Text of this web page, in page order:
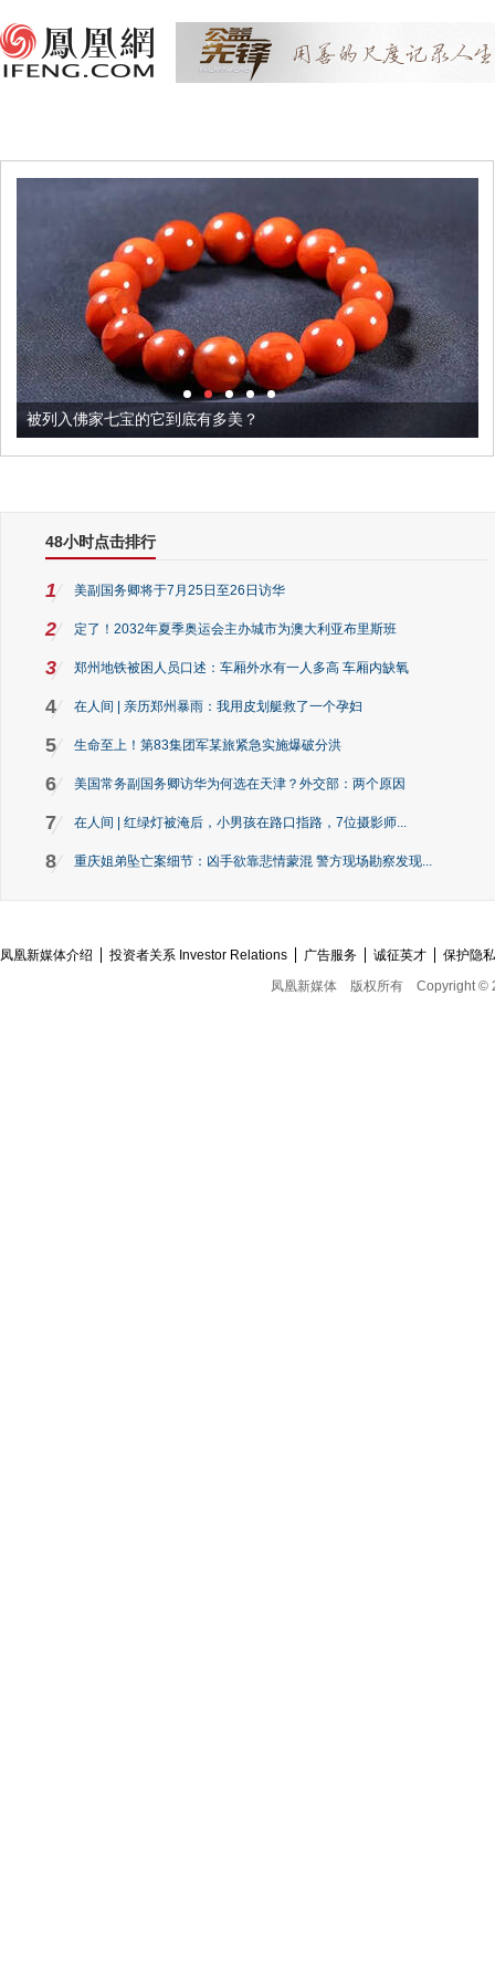
被列入佛家七宝的它到底有多美？
48小时点击排行
1 美副国务卿将于7月25日至26日访华
2 定了！2032年夏季奥运会主办城市为澳大利亚布里斯班
3 郑州地铁被困人员口述：车厢外水有一人多高 车厢内缺氧
4 在人间 | 亲历郑州暴雨：我用皮划艇救了一个孕妇
5 生命至上！第83集团军某旅紧急实施爆破分洪
6 美国常务副国务卿访华为何选在天津？外交部：两个原因
7 在人间 | 红绿灯被淹后，小男孩在路口指路，7位摄影师...
8 重庆姐弟坠亡案细节：凶手欲靠悲情蒙混 警方现场勘察发现...
凤凰新媒体介绍 投资者关系 Investor Relations 广告服务 诚征英才
保护隐
凤凰新媒体
版权所有 Copyright ©